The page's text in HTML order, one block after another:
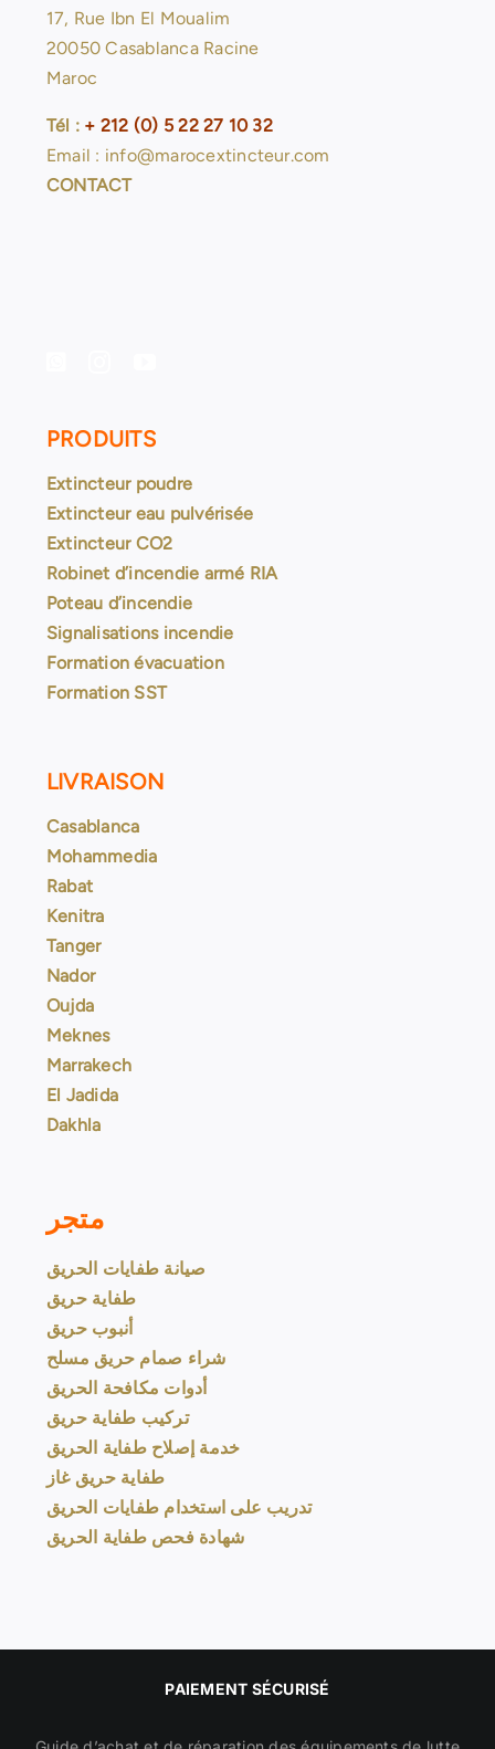
17, Rue Ibn El Moualim
20050 Casablanca Racine
Maroc
Tél : + 212 (0) 5 22 27 10 32
Email : info@marocextincteur.com
CONTACT
PRODUITS
Extincteur poudre
Extincteur eau pulvérisée
Extincteur CO2
Robinet d’incendie armé RIA
Poteau d’incendie
Signalisations incendie
Formation évacuation
Formation SST
LIVRAISON
Casablanca
Mohammedia
Rabat
Kenitra
Tanger
Nador
Oujda
Meknes
Marrakech
El Jadida
Dakhla
متجر
صيانة طفايات الحريق
طفاية حريق
أنبوب حريق
شراء صمام حريق مسلح
أدوات مكافحة الحريق
تركيب طفاية حريق
خدمة إصلاح طفاية الحريق
طفاية حريق غاز
تدريب على استخدام طفايات الحريق
شهادة فحص طفاية الحريق
PAIEMENT SÉCURISÉ